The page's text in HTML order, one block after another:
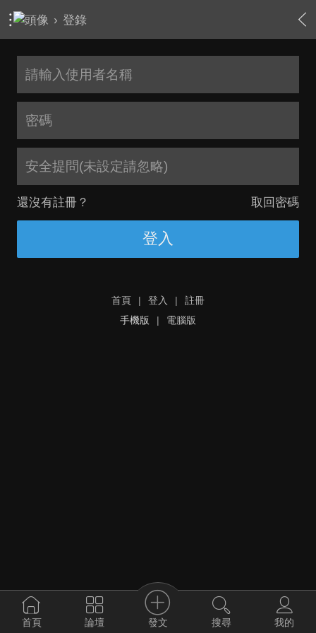
› 登錄
安全提問(未設定請忽略)
還沒有註冊？ 取回密碼
登入
首頁 | 登入 |
註冊
手機版
| 電腦版
首頁 論壇 發文 搜尋 我的